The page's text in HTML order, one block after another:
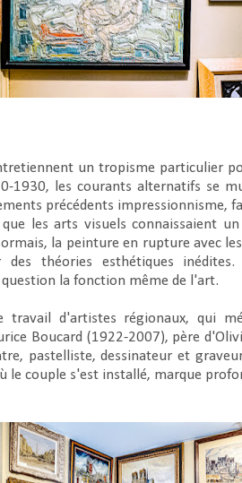
un tropisme particulier
1930, les courants alternatifs se
précédents impressionnisme,
les arts visuels connaissaient
la peinture en rupture avec
théories esthétiques
la fonction même de l'art.
travail d'artistes régionaux, qui
Boucard (1922-2007), père
pastelliste, dessinateur et
le couple s'est installé, marque